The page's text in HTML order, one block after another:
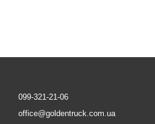
099-321-21-06
office@goldentruck.com.ua